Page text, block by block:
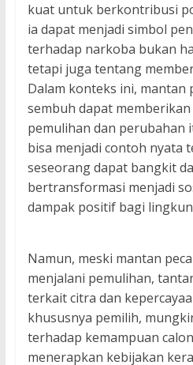
kuat untuk berkontribusi
ia dapat menjadi simbol
terhadap narkoba bukan
tetapi juga tentang
Dalam konteks ini, mantan
sembuh dapat
pemulihan dan perubahan
bisa menjadi contoh nyata
seseorang dapat bangkit
bertransformasi menjadi
dampak positif bagi
Namun, meski mantan
menjalani pemulihan,
terkait citra dan
khususnya pemilih,
terhadap kemampuan
menerapkan kebijakan